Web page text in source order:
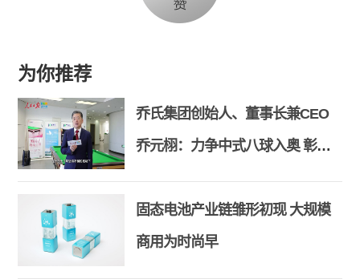
为你推荐
乔氏集团创始人、董事长兼CEO
乔元栩：力争中式八球入奥 彰显
和合共生精神
固态电池产业链雏形初现 大规模
商用为时尚早